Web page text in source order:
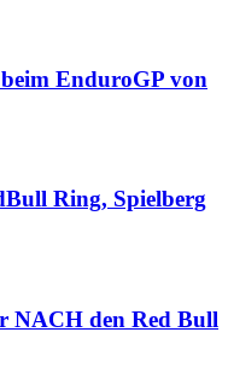
EnduroGP von
Ring, Spielberg
NACH den Red Bull